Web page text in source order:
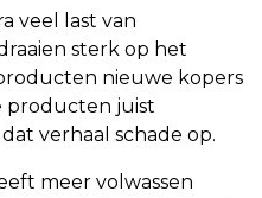
veel last van
sterk op het
nieuwe kopers
producten juist
verhaal schade op.
meer volwassen